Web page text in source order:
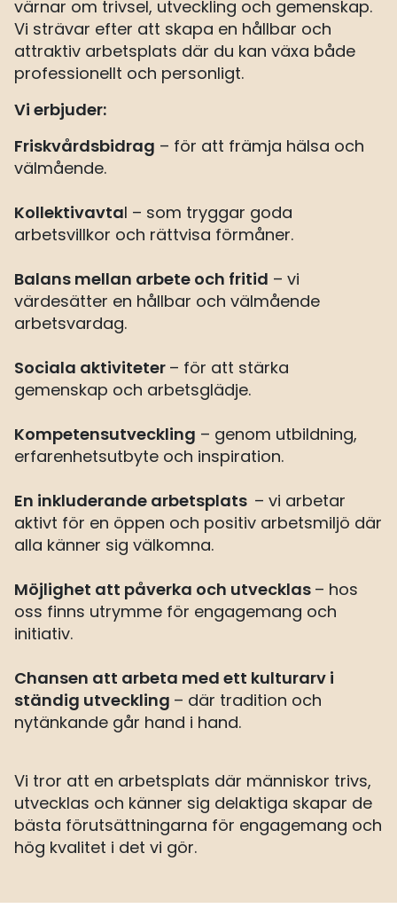
värnar om trivsel, utveckling och gemenskap.
Vi strävar efter att skapa en hållbar och
attraktiv arbetsplats där du kan växa både
professionellt och personligt.
Vi erbjuder:
Friskvårdsbidrag – för att främja hälsa och
välmående.
Kollektivavtal – som tryggar goda
arbetsvillkor och rättvisa förmåner.
Balans mellan arbete och fritid – vi
värdesätter en hållbar och välmående
arbetsvardag.
Sociala aktiviteter– för att stärka
gemenskap och arbetsglädje.
Kompetensutveckling – genom utbildning,
erfarenhetsutbyte och inspiration.
En inkluderande arbetsplats – vi arbetar
aktivt för en öppen och positiv arbetsmiljö där
alla känner sig välkomna.
Möjlighet att påverka och utvecklas– hos
oss finns utrymme för engagemang och
initiativ.
Chansen att arbeta med ett kulturarv i
ständig utveckling – där tradition och
nytänkande går hand i hand.
Vi tror att en arbetsplats där människor trivs,
utvecklas och känner sig delaktiga skapar de
bästa förutsättningarna för engagemang och
hög kvalitet i det vi gör.